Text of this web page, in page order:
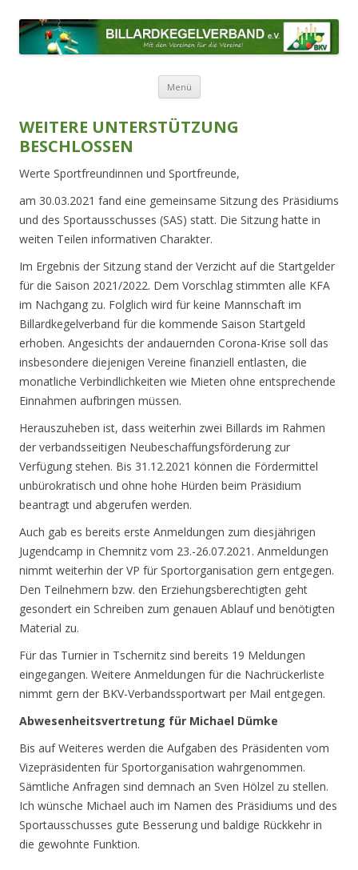
Menü Zum Inhalt springen
WEITERE UNTERSTÜTZUNG
BESCHLOSSEN
Werte Sportfreundinnen und Sportfreunde,
am 30.03.2021 fand eine gemeinsame Sitzung des Präsidiums
und des Sportausschusses (SAS) statt. Die Sitzung hatte in
weiten Teilen informativen Charakter.
Im Ergebnis der Sitzung stand der Verzicht auf die Startgelder
für die Saison 2021/2022. Dem Vorschlag stimmten alle KFA
im Nachgang zu. Folglich wird für keine Mannschaft im
Billardkegelverband für die kommende Saison Startgeld
erhoben. Angesichts der andauernden Corona-Krise soll das
insbesondere diejenigen Vereine finanziell entlasten, die
monatliche Verbindlichkeiten wie Mieten ohne entsprechende
Einnahmen aufbringen müssen.
Herauszuheben ist, dass weiterhin zwei Billards im Rahmen
der verbandsseitigen Neubeschaffungsförderung zur
Verfügung stehen. Bis 31.12.2021 können die Fördermittel
unbürokratisch und ohne hohe Hürden beim Präsidium
beantragt und abgerufen werden.
Auch gab es bereits erste Anmeldungen zum diesjährigen
Jugendcamp in Chemnitz vom 23.-26.07.2021. Anmeldungen
nimmt weiterhin der VP für Sportorganisation gern entgegen.
Den Teilnehmern bzw. den Erziehungsberechtigten geht
gesondert ein Schreiben zum genauen Ablauf und benötigten
Material zu.
Für das Turnier in Tschernitz sind bereits 19 Meldungen
eingegangen. Weitere Anmeldungen für die Nachrückerliste
nimmt gern der BKV-Verbandssportwart per Mail entgegen.
Abwesenheitsvertretung für Michael Dümke
Bis auf Weiteres werden die Aufgaben des Präsidenten vom
Vizepräsidenten für Sportorganisation wahrgenommen.
Sämtliche Anfragen sind demnach an Sven Hölzel zu stellen.
Ich wünsche Michael auch im Namen des Präsidiums und des
Sportausschusses gute Besserung und baldige Rückkehr in
die gewohnte Funktion.